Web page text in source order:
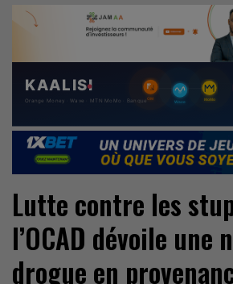
Lutte contre les
l’OCAD dévoile une
drogue en